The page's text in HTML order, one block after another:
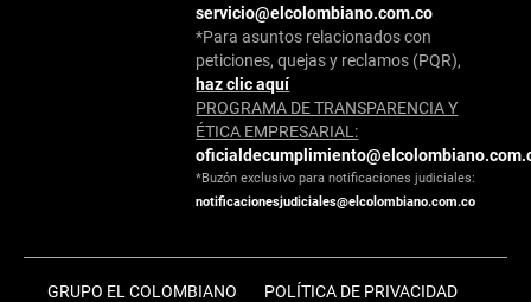
servicio@elcolombiano.com.co
*Para asuntos relacionados con
peticiones, quejas y reclamos (PQR),
haz clic aquí
PROGRAMA DE TRANSPARENCIA Y
ÉTICA EMPRESARIAL:
*Buzón exclusivo para notificaciones judiciales:
notificacionesjudiciales@elcolombiano.com.co
GRUPO EL COLOMBIANO POLÍTICA DE PRIVACIDAD